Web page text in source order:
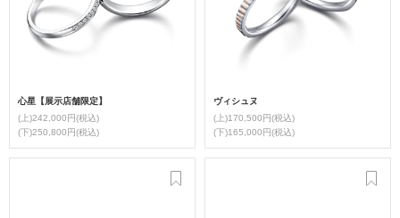
心星【展示店舗限定】
(上)242,000円(税込)
(下)250,800円(税込)
ヴィシュヌ
(上)170,500円(税込)
(下)165,000円(税込)